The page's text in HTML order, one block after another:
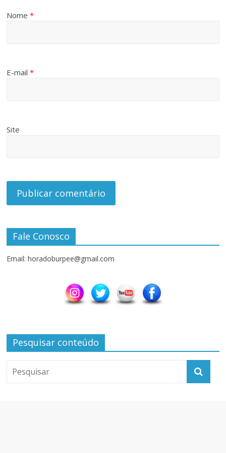
Nome*
E-mail*
Site
Fale Conosco
Email: horadoburpee@gmail.com
Pesquisar conteúdo